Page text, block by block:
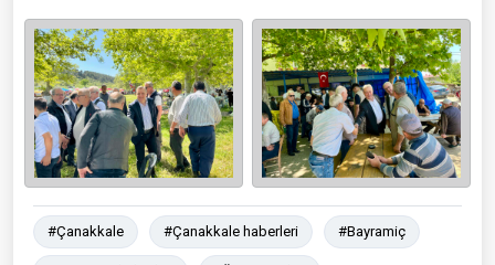
#Çanakkale #Çanakkale haberleri #Bayramiç